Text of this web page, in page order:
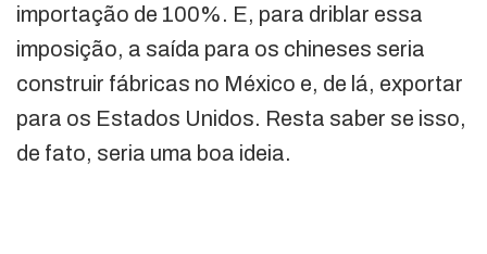
importação de 100%. E, para driblar essa
imposição, a saída para os chineses seria
construir fábricas no México e, de lá, exportar
para os Estados Unidos. Resta saber se isso,
de fato, seria uma boa ideia.